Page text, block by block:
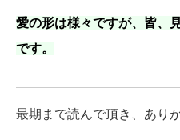
愛の形は様々ですが、皆、
です。
最期まで読んで頂き、あり